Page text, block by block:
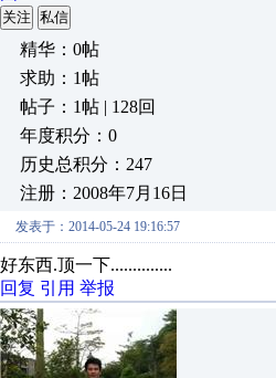
关注 私信
精华：0帖
求助：1帖
帖子：1帖 | 128回
年度积分：0
历史总积分：247
注册：2008年7月16日
发表于：2014-05-24 19:16:57
好东西.顶一下..............
回复 引用 举报